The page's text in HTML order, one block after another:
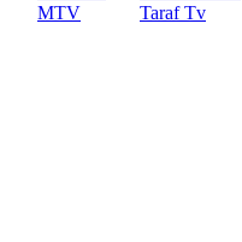
MTV
Taraf Tv